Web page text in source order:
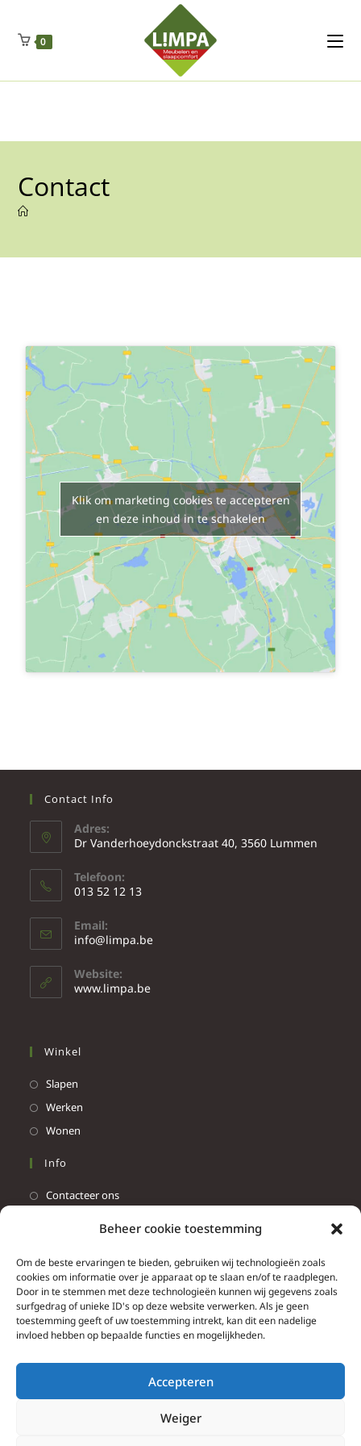
Beheer cookie toestemming
Om de beste ervaringen te bieden, gebruiken wij technologieën zoals
cookies om informatie over je apparaat op te slaan en/of te raadplegen.
Door in te stemmen met deze technologieën kunnen wij gegevens zoals
surfgedrag of unieke ID's op deze website verwerken. Als je geen
toestemming geeft of uw toestemming intrekt, kan dit een nadelige
invloed hebben op bepaalde functies en mogelijkheden.
Accepteren
Weiger
Regenschut
Drueckerpro
Fettsauren Dekemax Kapselmed
Luftkuhlen Zauberfan Netzfenste Insektensc
0
Contact
Klik om marketing cookies te accepteren
en deze inhoud in te schakelen
Contact Info
Adres:
Dr Vanderhoeydonckstraat 40, 3560 Lummen
Telefoon:
013 52 12 13
Email:
info@limpa.be
Website:
www.limpa.be
Winkel
Slapen
Werken
Wonen
Info
Contacteer ons
Brief herroepingsrecht
Schrijf Je Hier In Op Onze Nieuwsbrief
Email